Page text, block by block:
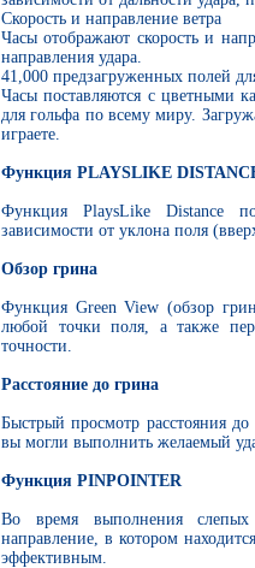
Скорость и направление ветра
Часы отображают скорость и
направления удара.
41,000 предзагруженных полей
Часы поставляются с цветными
для гольфа по всему миру.
играете.
Функция PLAYSLIKE
Функция PlaysLike Distance
зависимости от уклона поля
Обзор грина
Функция Green View (обзор
любой точки поля, а также
точности.
Расстояние до грина
Быстрый просмотр расстояния
вы могли выполнить желаемый
Функция PINPOINTER
Во время выполнения
направление, в котором
эффективным.